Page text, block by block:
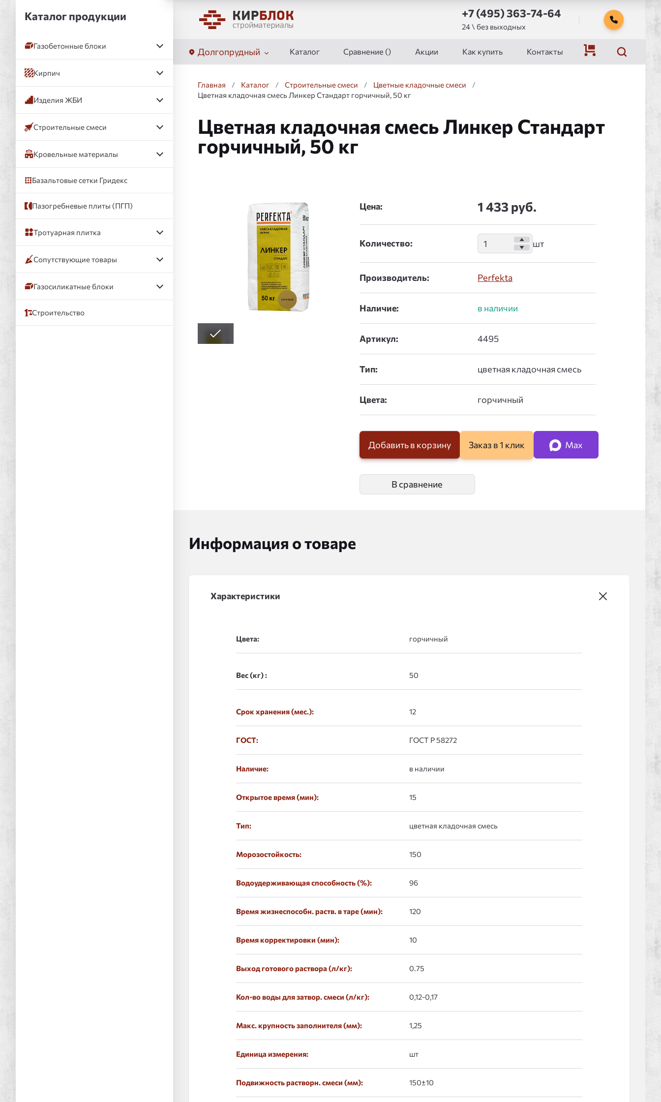
+7 (495) 363-74-64
24 \ без выходных
Долгопрудный Каталог Сравнение () Акции Как купить Контакты
Главная / Каталог / Строительные смеси / Цветные кладочные смеси
/
Цветная кладочная смесь Линкер Стандарт горчичный, 50 кг
Цветная кладочная смесь Линкер Стандарт
горчичный, 50 кг
Цена: 1 433 руб.
Количество:
Производитель: Perfekta
Наличие:
Артикул:
Тип:
Цвета:
Добавить в корзину Заказ в 1 клик Max
В сравнение
Информация о товаре
Характеристики
Цвета:
Вес (кг) :
Срок хранения (мес.): 12
ГОСТ: ГОСТ Р 58272
Наличие: в наличии
Открытое время (мин): 15
Тип: цветная кладочная смесь
Морозостойкость: 150
Водоудерживающая способность (%): 96
Время жизнеспособн. раств. в таре (мин): 120
Время корректировки (мин): 10
Выход готового раствора (л/кг): 0.75
Кол-во воды для затвор. смеси (л/кг): 0,12-0,17
Макс. крупность заполнителя (мм): 1,25
Единица измерения: шт
Подвижность растворн. смеси (мм): 150±10
Каталог продукции
Газобетонные блоки
Кирпич
Изделия ЖБИ
Строительные смеси
Кровельные материалы
Базальтовые сетки Гридекс
Пазогребневые плиты (ПГП)
Тротуарная плитка
Сопутствующие товары
Газосиликатные блоки
Строительство